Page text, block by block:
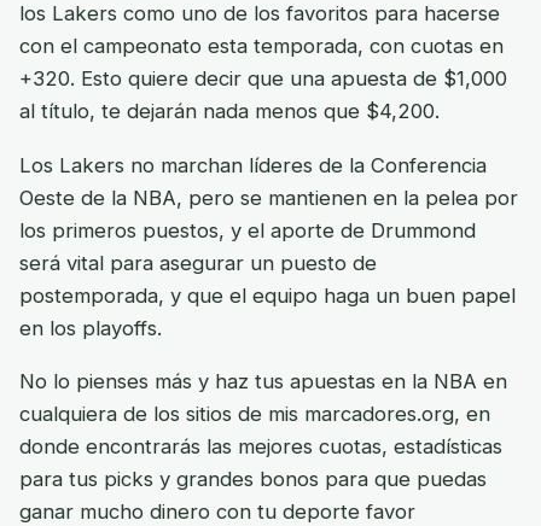
los Lakers como uno de los favoritos para hacerse
con el campeonato esta temporada, con cuotas en
+320. Esto quiere decir que una apuesta de $1,000
al título, te dejarán nada menos que $4,200.
Los Lakers no marchan líderes de la Conferencia
Oeste de la NBA, pero se mantienen en la pelea por
los primeros puestos, y el aporte de Drummond
será vital para asegurar un puesto de
postemporada, y que el equipo haga un buen papel
en los playoffs.
No lo pienses más y haz tus apuestas en la NBA en
cualquiera de los sitios de mis marcadores.org, en
donde encontrarás las mejores cuotas, estadísticas
para tus picks y grandes bonos para que puedas
ganar mucho dinero con tu deporte favor